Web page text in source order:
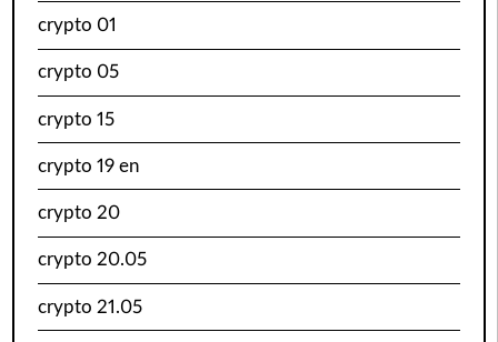
crypto 01
crypto 05
crypto 15
crypto 19 en
crypto 20
crypto 20.05
crypto 21.05